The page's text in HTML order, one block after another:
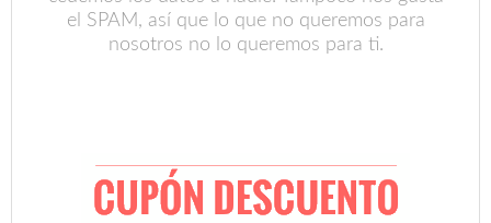
el SPAM, así que lo que no queremos para
nosotros no lo queremos para ti.